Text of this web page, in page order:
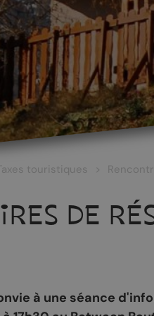
Taxes touristiques
DE
à une séance